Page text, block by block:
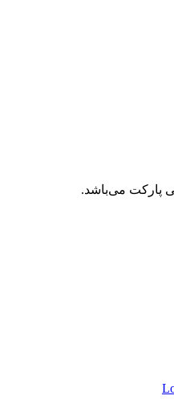
پارکت می‌باشد.